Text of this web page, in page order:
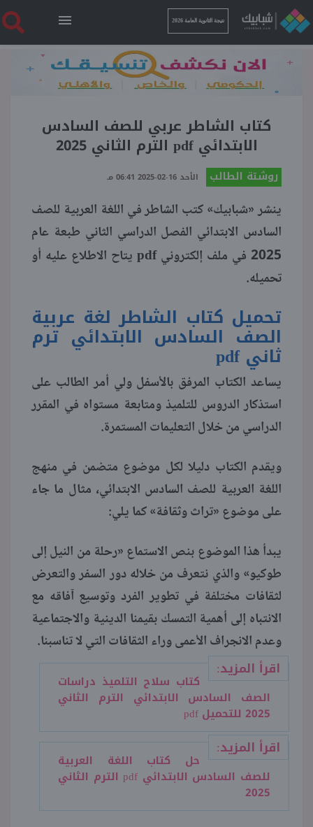
نتيجة الثانوية العامة 2026
الرئيسية
نتيجة الثانوية العامة 2026
فنجان قهوة
بوابة الطلبة
منوعات
كتاب الشاطر عربي للصف السادس
الابتدائي pdf الترم الثاني 2025
روشتة الطالب الأحد 16-02-2025 06:41 مـ
ينشر «شبابيك» كتب الشاطر في اللغة العربية للصف
السادس الابتدائي الفصل الدراسي الثاني طبعة عام
2025 في ملف إلكتروني
pdf يتاح الاطلاع عليه أو
تحميله.
تحميل كتاب الشاطر لغة عربية
الصف السادس الابتدائي ترم
ثانيpdf
يساعد الكتاب المرفق بالأسفل ولي أمر الطالب على
استذكار الدروس للتلميذ ومتابعة مستواه في المقرر
الدراسي من خلال التعليمات المستمرة.
ويقدم الكتاب دليلا لكل موضوع متضمن في منهج
اللغة العربية للصف السادس الابتدائي، مثال ما جاء
على موضوع «تراث وثقافة» كما يلي:
يبدأ هذا الموضوع بنص الاستماع «رحلة من النيل إلى
طوكيو» والذي نتعرف من خلاله دور السفر والتعرض
لثقافات مختلفة في تطوير الفرد وتوسيع آفاقه مع
الانتباه إلى أهمية التمسك بقيمنا الدينية والاجتماعية
وعدم الانجراف الأعمى وراء الثقافات التي لا تناسبنا.
اقرأ المزيد:
كتاب سلاح التلميذ دراسات
الصف السادس الابتدائي الترم الثاني
2025 للتحميل pdf
اقرأ المزيد:
حل كتاب اللغة العربية
للصف السادس الابتدائي pdf الترم الثاني
2025